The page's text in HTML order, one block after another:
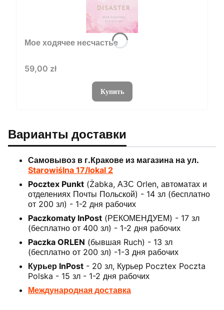
Мое ходячее несчастье
Цена
59,00 zł
Купить
Варианты доставки
Самовывоз в г.Кракове из магазина на ул.
Starowiślna 17/lokal 2
Pocztex Punkt (Żabka, АЗС Orlen, автоматах и
отделениях Почты Польской) - 14 зл (бесплатно
от 200 зл) - 1-2 дня рабочих
Paczkomaty InPost (РЕКОМЕНДУЕМ) - 17 зл
(бесплатно от 400 зл) - 1-2 дня рабочих
Paczka ORLEN (бывшая Ruch) - 13 зл
(бесплатно от 200 зл) -1-3 дня рабочих
Курьер InPost - 20 зл, Курьер Pocztex Poczta
Polska - 15 зл - 1-2 дня рабочих
Международная доставка